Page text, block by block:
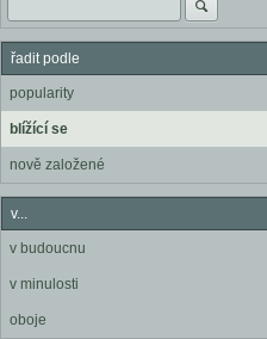
řadit podle
popularity
blížící se
nově založené
v...
v budoucnu
v minulosti
oboje